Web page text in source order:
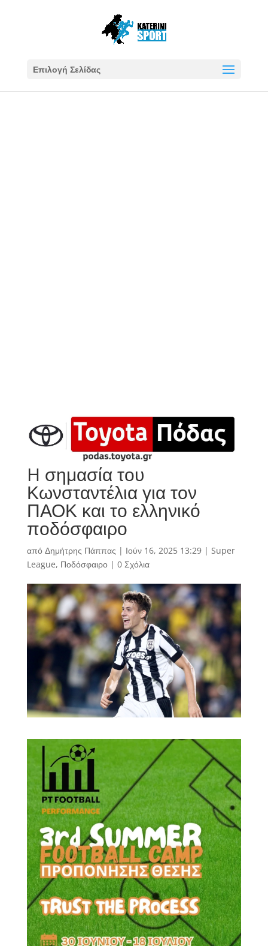
Επιλογή Σελίδας
H σημασία του
Κωνσταντέλια για τον
ΠΑΟΚ και το ελληνικό
ποδόσφαιρο
από Δημήτρης Πάππας | Ιούν 16, 2025 13:29| Super
League, Ποδόσφαιρο| 0 Σχόλια